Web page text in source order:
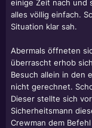
einige Zeit nach und
alles völlig einfach.
Situation klar sah.
Abermals öffneten
überrascht erhob
Besuch allein in den
nicht gerechnet.
Dieser stellte sich
Sicherheitsmann
Crewman dem